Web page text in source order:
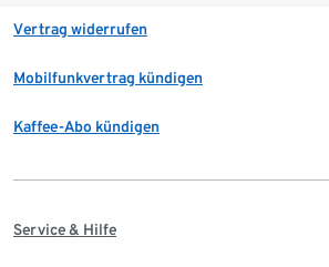
Vertrag widerrufen
Mobilfunkvertrag kündigen
Kaffee-Abo kündigen
Service & Hilfe